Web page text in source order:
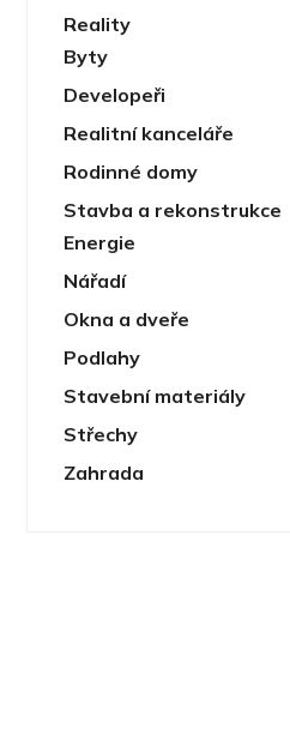
Reality
Byty
Developeři
Realitní kanceláře
Rodinné domy
Stavba a rekonstrukce
Energie
Nářadí
Okna a dveře
Podlahy
Stavební materiály
Střechy
Zahrada